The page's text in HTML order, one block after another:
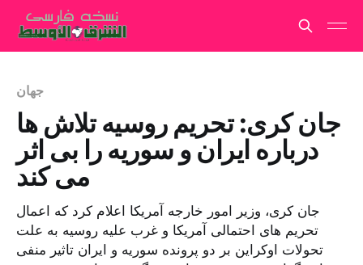
جهان
جان کری: تحریم روسیه تلاش ها
درباره ایران و سوریه را بی اثر
می کند
جان کری، وزیر امور خارجه آمریکا اعلام کرد که اعمال
تحریم های احتمالی آمریکا و غرب علیه روسیه به علت
تحولات اوکراین بر دو پرونده سوریه و ایران تاثیر منفی